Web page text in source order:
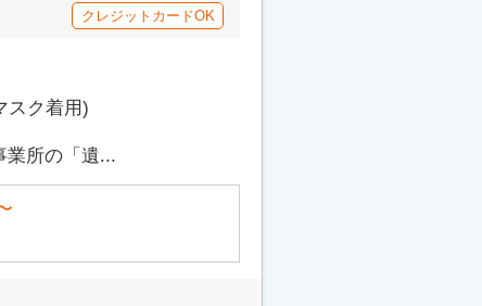
クレジットカードOK
ク着用)
業所の「遺...